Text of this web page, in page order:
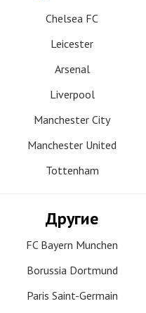
Chelsea FC
Leicester
Arsenal
Liverpool
Manchester City
Manchester United
Tottenham
Другие
FC Bayern Munchen
Borussia Dortmund
Paris Saint-Germain